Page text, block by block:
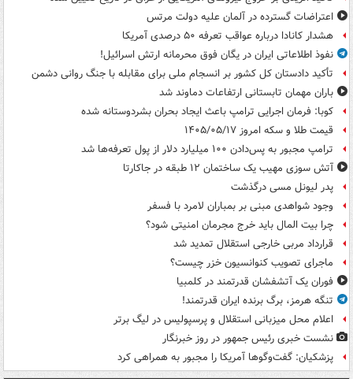
اعتراضات گسترده در آلمان علیه دولت مرتس
هشدار کانادا درباره عواقب تعرفه ۵۰ درصدی آمریکا
نفوذ اطلاعاتی ایران در یگان فوق محرمانه ارتش اسرائیل!
تأکید دادستان کل کشور بر انسجام ملی برای مقابله با جنگ روانی دشمن
باران مهمان تابستانی ارتفاعات دماوند شد
کوبا: فرمان اجرایی ترامپ باعث ایجاد بحران بشردوستانه شده
قیمت طلا و سکه امروز ۱۴۰۵/۰۵/۱۷
ترامپ مجبور به پس‌دادن ۱۰۰ میلیارد دلار از پول تعرفه‌ها شد
آتش سوزی مهیب یک ساختمان ۱۲ طبقه در جاکارتا
پدر لیونل مسی درگذشت
وجود شواهدی مبنی بر بمباران لامرد با فسفر
چرا بیت المال باید خرج مجرمان امنیتی شود؟
قرارداد مربی خارجی استقلال تمدید شد
ماجرای تصویب کنوانسیون خزر چیست؟
فوران یک آتشفشان قدرتمند در کلمبیا
تنگه هرمز، برگ برنده ایران قدرتمند!
اعلام محل میزبانی استقلال و پرسپولیس در لیگ برتر
نشست خبری رئیس جمهور در روز خبرنگار
پزشکیان: گفت‌وگوها آمریکا را مجبور به همراهی کرد